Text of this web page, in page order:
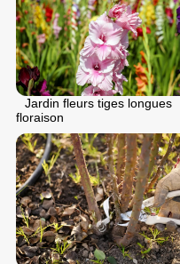
Jardin fleurs tiges longues
floraison